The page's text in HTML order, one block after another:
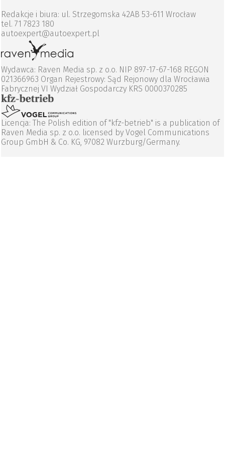
Redakcje i biura: ul. Strzegomska 42AB 53-611 Wrocław
tel. 71 7823 180
autoexpert@autoexpert.pl
Wydawca: Raven Media sp. z o.o. NIP 897-17-67-168 REGON
021366963 Organ Rejestrowy: Sąd Rejonowy dla Wrocławia
Fabrycznej VI Wydział Gospodarczy KRS 0000370285
Licencja: The Polish edition of "kfz-betrieb" is a publication of
Raven Media sp. z o.o. licensed by Vogel Communications
Group GmbH & Co. KG, 97082 Wurzburg/Germany.